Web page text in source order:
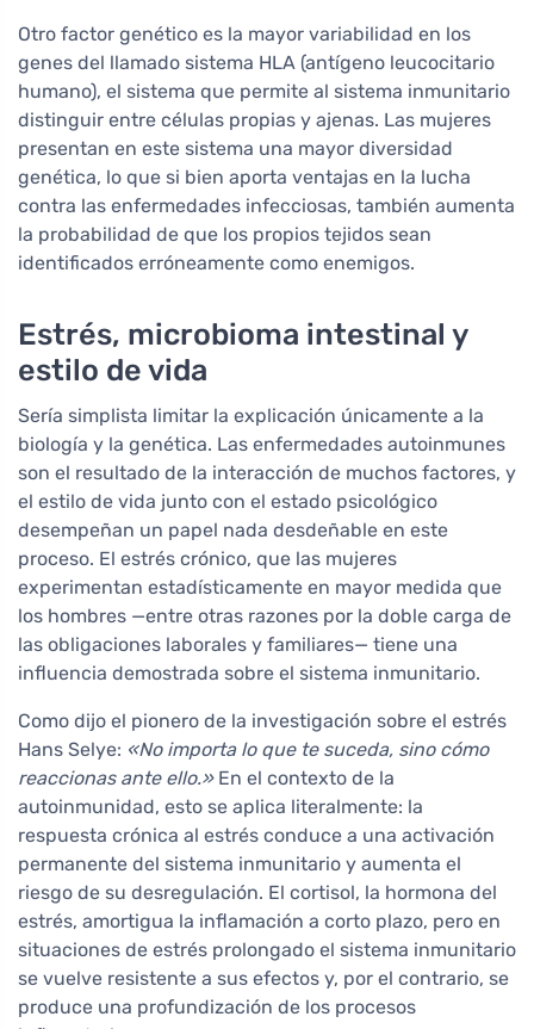
Otro factor genético es la mayor variabilidad en los
genes del llamado sistema HLA (antígeno leucocitario
humano), el sistema que permite al sistema inmunitario
distinguir entre células propias y ajenas. Las mujeres
presentan en este sistema una mayor diversidad
genética, lo que si bien aporta ventajas en la lucha
contra las enfermedades infecciosas, también aumenta
la probabilidad de que los propios tejidos sean
identificados erróneamente como enemigos.
Estrés, microbioma intestinal y
estilo de vida
Sería simplista limitar la explicación únicamente a la
biología y la genética. Las enfermedades autoinmunes
son el resultado de la interacción de muchos factores, y
el estilo de vida junto con el estado psicológico
desempeñan un papel nada desdeñable en este
proceso. El estrés crónico, que las mujeres
experimentan estadísticamente en mayor medida que
los hombres —entre otras razones por la doble carga de
las obligaciones laborales y familiares— tiene una
influencia demostrada sobre el sistema inmunitario.
Como dijo el pionero de la investigación sobre el estrés
Hans Selye: «No importa lo que te suceda, sino cómo
reaccionas ante ello.»En el contexto de la
autoinmunidad, esto se aplica literalmente: la
respuesta crónica al estrés conduce a una activación
permanente del sistema inmunitario y aumenta el
riesgo de su desregulación. El cortisol, la hormona del
estrés, amortigua la inflamación a corto plazo, pero en
situaciones de estrés prolongado el sistema inmunitario
se vuelve resistente a sus efectos y, por el contrario, se
produce una profundización de los procesos